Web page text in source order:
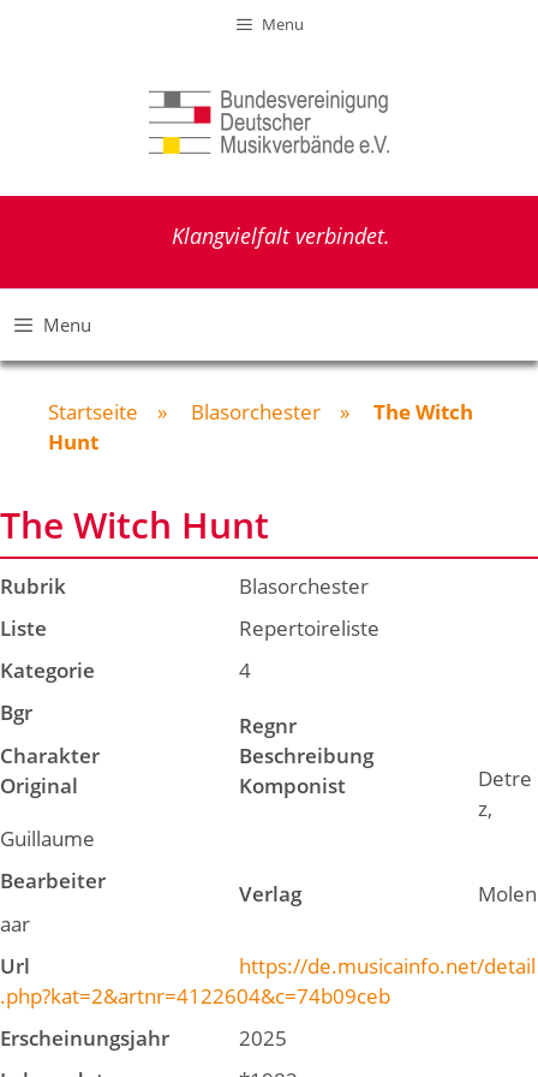
Menu
Klangvielfalt verbindet.
Menu
Startseite » Blasorchester » The Witch
Hunt
The Witch Hunt
Rubrik
Blasorchester
Liste
Repertoireliste
Kategorie
4
Bgr
Regnr
Charakter
Beschreibung
Original
Komponist
Detre
z,
Guillaume
Bearbeiter
Verlag
Molen
aar
Url
https://de.musicainfo.net/detail
.php?kat=2&artnr=4122604&c=74b09ceb
Erscheinungsjahr
2025